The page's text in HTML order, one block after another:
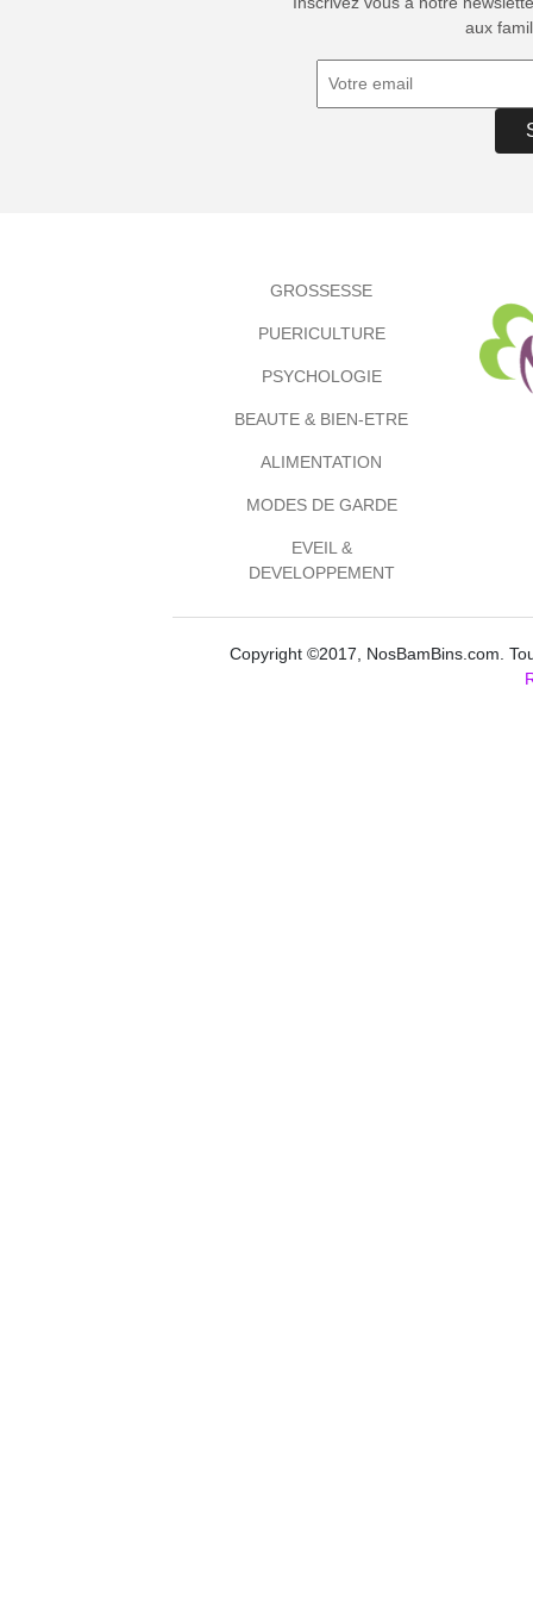
aux
GROSSESSE
PUERICULTURE
PSYCHOLOGIE
BEAUTE & BIEN-ETRE
ALIMENTATION
MODES DE GARDE
EVEIL &
DEVELOPPEMENT
Copyright ©2017, NosBamBins.com.